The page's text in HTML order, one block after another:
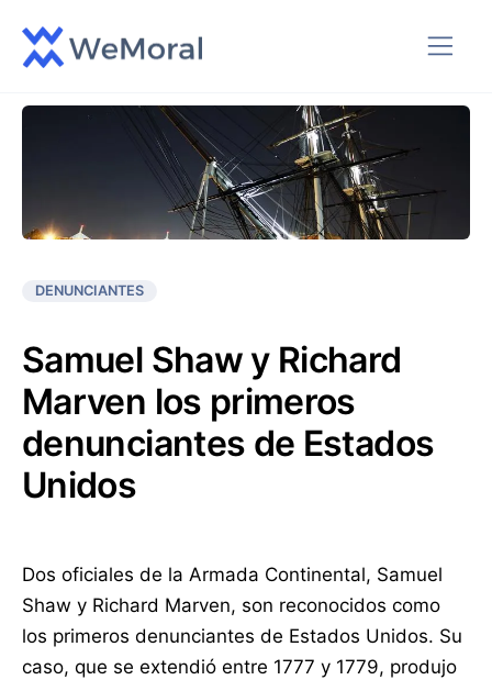
DENUNCIANTES
Samuel Shaw y Richard
Marven los primeros
denunciantes de Estados
Unidos
Dos oficiales de la Armada Continental, Samuel
Shaw y Richard Marven, son reconocidos como
los primeros denunciantes de Estados Unidos. Su
caso, que se extendió entre 1777 y 1779, produjo